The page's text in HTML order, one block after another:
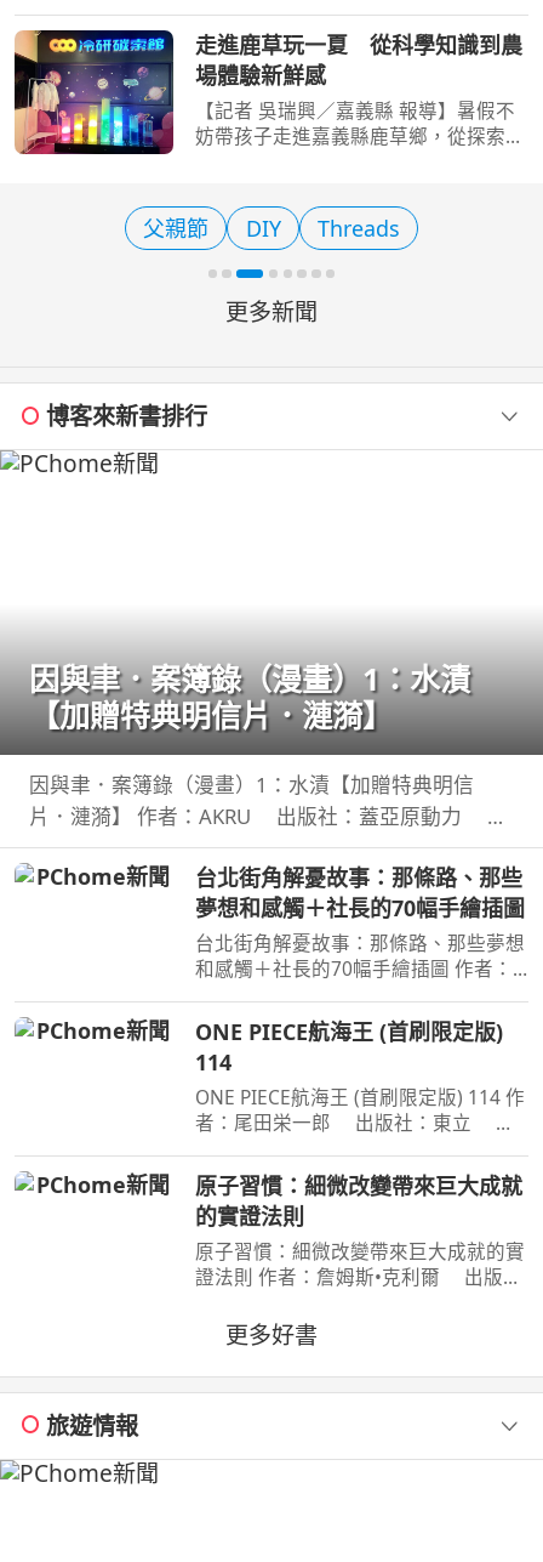
SMART經典繪本延伸而來的「大白
熊」，化身最萌城市領航員，陸續現身
嘉義市各大景點。隨著嘉義市長
走進鹿草玩一夏 從科學知識到農
場體驗新鮮感
【記者 吳瑞興／嘉義縣 報導】暑假不
妨帶孩子走進嘉義縣鹿草鄉，從探索二
地、欣賞蘭花之美，串聯多元的特色體
驗，為親子時光留下滿滿
父親節 DIY Threads
更多新聞
博客來新書排行
因與聿．案簿錄（漫畫）1：水漬
【加贈特典明信片．漣漪】
因與聿．案簿錄（漫畫）1：水漬【加贈特典明信
片．漣漪】 作者：AKRU 出版社：蓋亞原動力 出
版日期：2026-08-01 00:00:00 臺日共同製作、同步
連載，人氣漫畫家AKRU．輕小說天后護玄，強強聯
台北街角解憂故事：那條路、那些
夢想和感觸＋社長的70幅手繪插圖
台北街角解憂故事：那條路、那些夢想
和感觸＋社長的70幅手繪插圖 作者：
2026-08-06 00:00:00 讀懂商場的起
落、情感的流轉， 在充滿記憶的城市
與自己相遇。 人生像一條河
ONE PIECE航海王 (首刷限定版)
114
ONE PIECE航海王 (首刷限定版) 114 作
者：尾田栄一郎 出版社：東立 出
歷史黑暗當中的「諸神峽谷事件」，其
全貌終於即將揭曉！席捲號稱最可怕海
賊團的洛克斯海賊團
原子習慣：細微改變帶來巨大成就
的實證法則
原子習慣：細微改變帶來巨大成就的實
證法則 作者：詹姆斯•克利爾 出版
00:00:00 每天都進步1%，一年後，你
會進步37倍；每天都退步1%，一年
後，你會弱化到趨近於0！你的
更多好書
旅遊情報